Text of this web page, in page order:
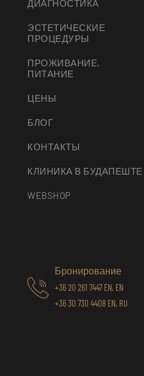
ДИАГНОСТИКА
ЭСТЕТИЧЕСКИЕ
ПРОЦЕДУРЫ
ПРОЖИВАНИЕ,
ПИТАНИЕ
ЦЕНЫ
БЛОГ
КОНТАКТЫ
КЛИНИКА В БУДАПЕШТЕ
WEBSHOP
Бронирование
+36 20 261 7447 EN, EN
+36 30 730 4408 EN, RU